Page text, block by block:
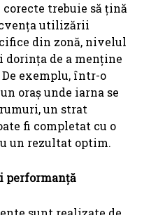
trebuie să țină
utilizării
din zonă, nivelul
dorința de a menține
exemplu, într-o
oraș unde iarna se
un strat
fi completat cu o
un rezultat optim.
performanță